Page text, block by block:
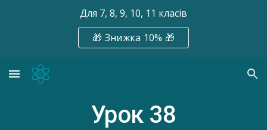
Skip to main content
Для 7, 8, 9, 10, 11 класів
🎁 Знижка 10% 🎁
Урок 38